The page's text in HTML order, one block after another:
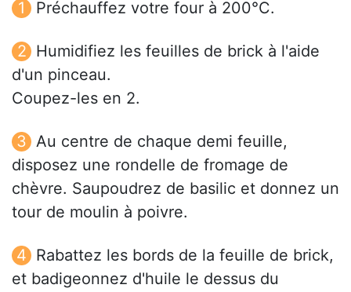
Préchauffez votre four à 200°C.
Humidifiez les feuilles de brick à l'aide
d'un pinceau.
Coupez-les en 2.
Au centre de chaque demi feuille,
disposez une rondelle de fromage de
chèvre. Saupoudrez de basilic et donnez un
tour de moulin à poivre.
Rabattez les bords de la feuille de brick,
et badigeonnez d'huile le dessus du